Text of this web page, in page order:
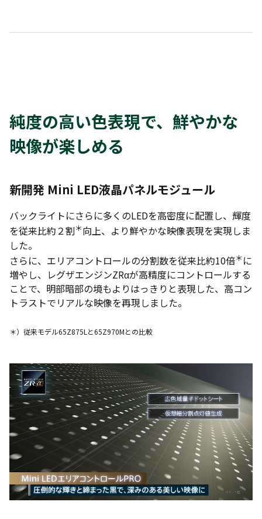
純度の高い色表現で、鮮やかな
映像が楽しめる
新開発 Mini LED液晶パネルモジュール
バックライトにさらに多くのLEDを高密度に配置し、輝度
を従来比約２割＊向上、より鮮やかな映像表現を実現しま
した。
さらに、エリアコントロールの分割数を従来比約10倍＊ に
増やし、レグザエンジンZRαが高精度にコントロールする
ことで、明部暗部の境もよりはっきりと表現した、高コン
トラストでリアルな映像を再現しました。
＊）従来モデル65Z875Lと65Z970Mとの比較